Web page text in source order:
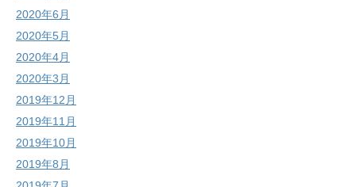
2020年6月
2020年5月
2020年4月
2020年3月
2019年12月
2019年11月
2019年10月
2019年8月